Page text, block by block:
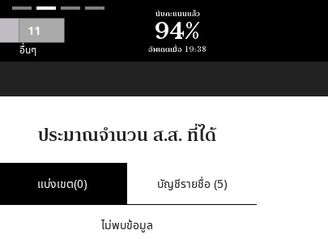
11
อื่นๆ
นับคะแนนแล้ว
94%
อัพเดตเมื่อ 19:38
ประมาณจำนวน ส.ส. ที่ได้
แบ่งเขต(0) บัญชีรายชื่อ (5)
ไม่พบข้อมูล